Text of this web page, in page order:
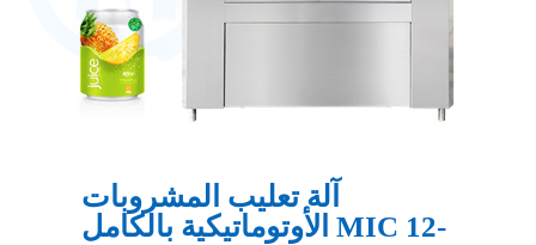
آلة تعليب المشروبات
الأوتوماتيكية بالكامل MIC 12-